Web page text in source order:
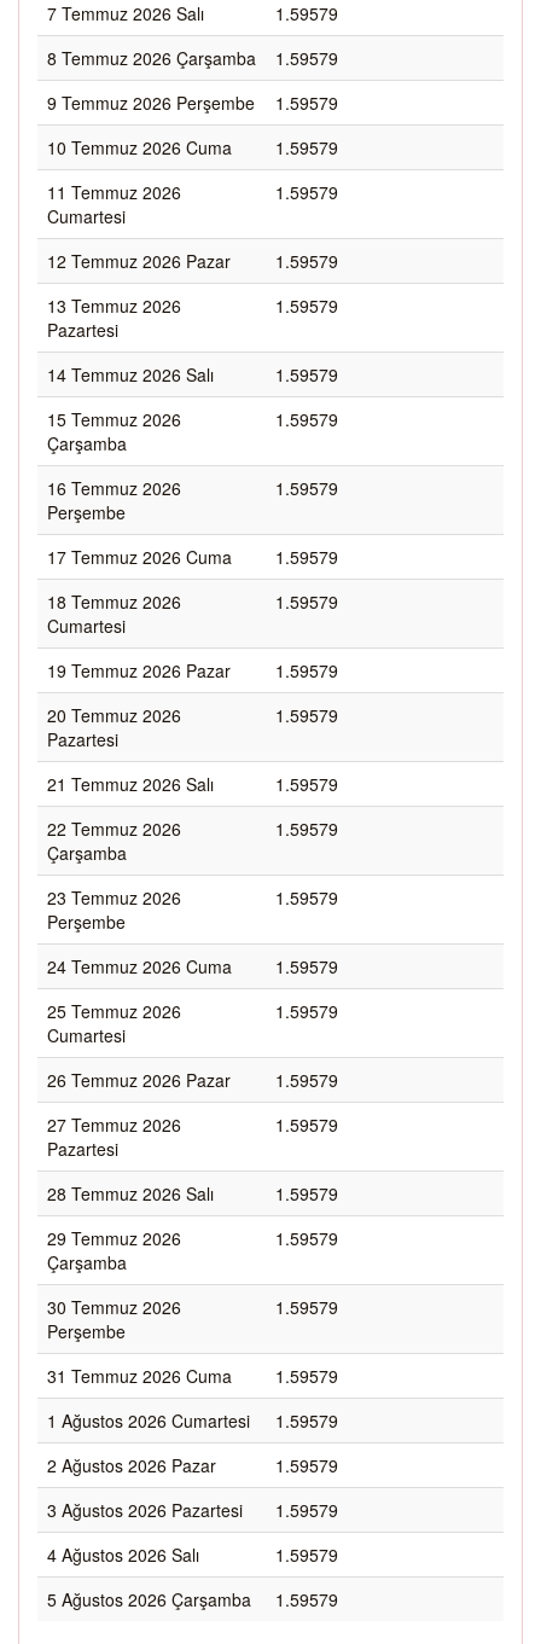
7 Temmuz 2026 Salı
1.59579
8 Temmuz 2026 Çarşamba
1.59579
9 Temmuz 2026 Perşembe
1.59579
10 Temmuz 2026 Cuma
1.59579
11 Temmuz 2026
Cumartesi
1.59579
12 Temmuz 2026 Pazar
1.59579
13 Temmuz 2026
Pazartesi
1.59579
14 Temmuz 2026 Salı
1.59579
15 Temmuz 2026
Çarşamba
1.59579
16 Temmuz 2026
Perşembe
1.59579
17 Temmuz 2026 Cuma
1.59579
18 Temmuz 2026
Cumartesi
1.59579
19 Temmuz 2026 Pazar
1.59579
20 Temmuz 2026
Pazartesi
1.59579
21 Temmuz 2026 Salı
1.59579
22 Temmuz 2026
Çarşamba
1.59579
23 Temmuz 2026
Perşembe
1.59579
24 Temmuz 2026 Cuma
1.59579
25 Temmuz 2026
Cumartesi
1.59579
26 Temmuz 2026 Pazar
1.59579
27 Temmuz 2026
Pazartesi
1.59579
28 Temmuz 2026 Salı
1.59579
29 Temmuz 2026
Çarşamba
1.59579
30 Temmuz 2026
Perşembe
1.59579
31 Temmuz 2026 Cuma
1.59579
1 Ağustos 2026 Cumartesi
1.59579
2 Ağustos 2026 Pazar
1.59579
3 Ağustos 2026 Pazartesi
1.59579
4 Ağustos 2026 Salı
1.59579
5 Ağustos 2026 Çarşamba
1.59579